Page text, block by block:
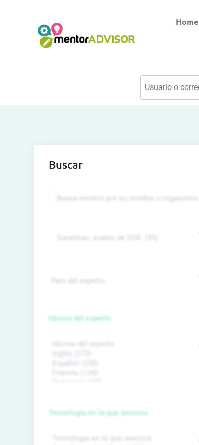
Home
Buscar
Idioma del experto
Tecnología en la que asesora